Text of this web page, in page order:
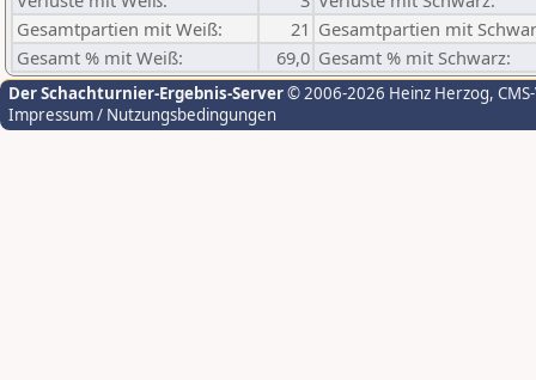
Gesamtpartien mit Weiß:
21 Gesamtpartien mit
Gesamt % mit Weiß:
69,0 Gesamt % mit Schwarz:
Der Schachturnier-Ergebnis-Server© 2006-2026 Heinz Herzog,
Impressum / Nutzungsbedingungen